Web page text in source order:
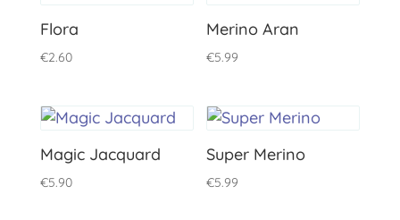
Flora
€2.60
Merino Aran
€5.99
Magic Jacquard
€5.90
Super Merino
€5.99